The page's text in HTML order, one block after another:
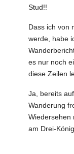
Stud!!
Dass ich von
werde, habe
es nur noch
diese Zeilen
Ja, bereits
Wanderung
Wiedersehen
am Drei-